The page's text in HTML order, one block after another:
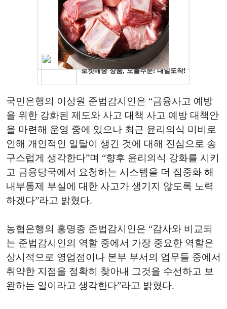
국민은행의 이상원 준법감시인은 “금융사고 예방
을 위한 강화된 제도와 사고 대책 사고 예방 대책안
을 마련해 운영 중에 있으나 최근 윤리의식 미비로
인해 개인적인 일탈이 생긴 것에 대해 진심으로 송
구스럽게 생각한다”며 “향후 윤리의식 강화를 시키
고 금융당국에서 요청하는 시스템을 더 집중화 해
내부통제 부실에 대한 사고가 생기지 않도록 노력
하겠다”라고 밝혔다.
농협은행의 홍명종 준법감시인은 “감사와 비교되
는 준법감시인의 역할 중에서 가장 중요한 역할은
상시적으로 영업점이나 본부 부서의 업무들 중에서
취약한 지점을 정확히 찾아내 그것을 수선하고 보
완하는 일이라고 생각한다”라고 밝혔다.